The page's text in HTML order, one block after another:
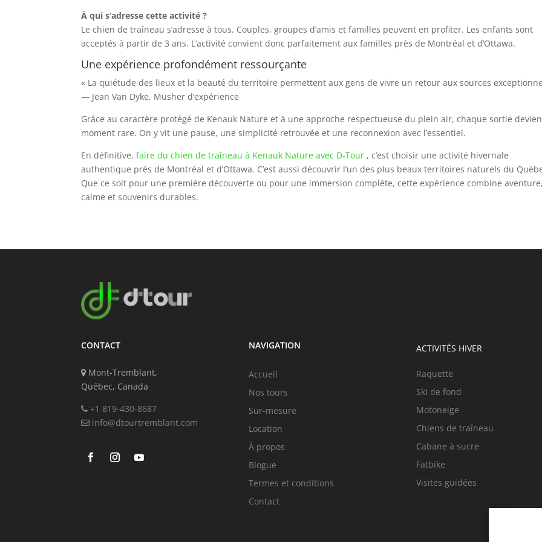
À qui s’adresse cette activité ?
Le chien de traîneau s’adresse à tous. Couples, groupes d’amis et familles peuvent en profiter. Les enfants sont
acceptés à partir de 3 ans. L’activité convient donc parfaitement aux familles près de Montréal et d’Ottawa.
Une expérience profondément ressourçante
« La quiétude des lieux et la beauté du territoire permettent aux gens de vivre un retour aux sources
— Jean Van Dyke, Musher d’expérience
Grâce au caractère protégé de Kenauk Nature et à une approche respectueuse du plein air, chaque sortie
moment rare. On y vit une pause, une simplicité retrouvée et une reconnexion avec l’essentiel.
En définitive, faire du chien de traîneau à Kenauk Nature avec D-Tour , c’est choisir une activité hivernale
authentique près de Montréal et d’Ottawa. C’est aussi découvrir l’un des plus beaux territoires naturels du
Que ce soit pour une première découverte ou pour une immersion complète, cette expérience combine aventure,
calme et souvenirs durables.
CONTACT
Mont-Tremblant,
Québec, Canada
+1 819-430-8687
info@dtourtremblant.com
NAVIGATION
Accueil
Nos tours
Sur-mesure
Location
À propos
Blogue
Termes et conditions
Contact
ACTIVITÉS HIVER
Raquette
Ski de fond
Motoneige
Chiens de traîneau
Cabane à sucre
Fatbike
Visites guidées